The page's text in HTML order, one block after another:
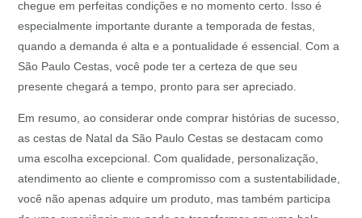
chegue em perfeitas condições e no momento certo. Isso é
especialmente importante durante a temporada de festas,
quando a demanda é alta e a pontualidade é essencial. Com a
São Paulo Cestas, você pode ter a certeza de que seu
presente chegará a tempo, pronto para ser apreciado.
Em resumo, ao considerar onde comprar histórias de sucesso,
as cestas de Natal da São Paulo Cestas se destacam como
uma escolha excepcional. Com qualidade, personalização,
atendimento ao cliente e compromisso com a sustentabilidade,
você não apenas adquire um produto, mas também participa